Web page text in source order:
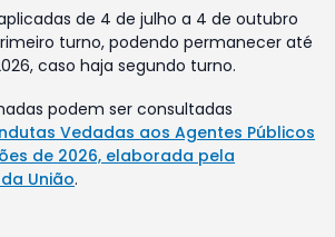
de 4 de julho a 4 de outubro
turno, podendo permanecer até
caso haja segundo turno.
podem ser consultadas
Vedadas aos Agentes Públicos
de 2026, elaborada pela
União.